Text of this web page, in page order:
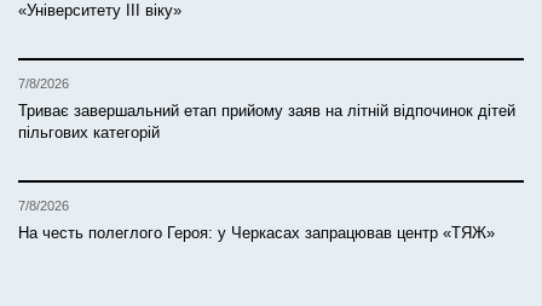
«Університету ІІІ віку»
7/8/2026
Триває завершальний етап прийому заяв на літній відпочинок дітей
пільгових категорій
7/8/2026
На честь полеглого Героя: у Черкасах запрацював центр «ТЯЖ»